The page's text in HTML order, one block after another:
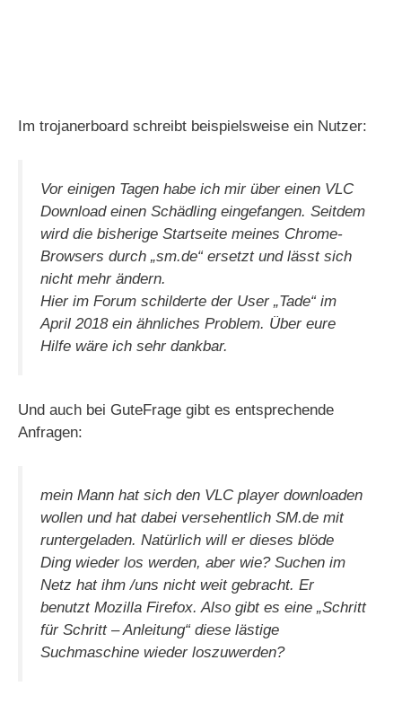
Im trojanerboard schreibt beispielsweise ein Nutzer:
Vor einigen Tagen habe ich mir über einen VLC
Download einen Schädling eingefangen. Seitdem
wird die bisherige Startseite meines Chrome-
Browsers durch „sm.de“ ersetzt und lässt sich
nicht mehr ändern.
Hier im Forum schilderte der User „Tade“ im
April 2018 ein ähnliches Problem. Über eure
Hilfe wäre ich sehr dankbar.
Und auch bei GuteFrage gibt es entsprechende
Anfragen:
mein Mann hat sich den VLC player downloaden
wollen und hat dabei versehentlich SM.de mit
runtergeladen. Natürlich will er dieses blöde
Ding wieder los werden, aber wie? Suchen im
Netz hat ihm /uns nicht weit gebracht. Er
benutzt Mozilla Firefox. Also gibt es eine „Schritt
für Schritt – Anleitung“ diese lästige
Suchmaschine wieder loszuwerden?